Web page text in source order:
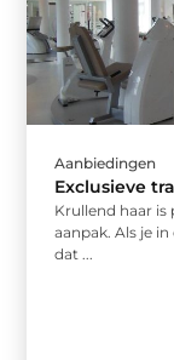
Aanbiedingen
Exclusieve
Krullend haar is
aanpak. Als je
dat ...